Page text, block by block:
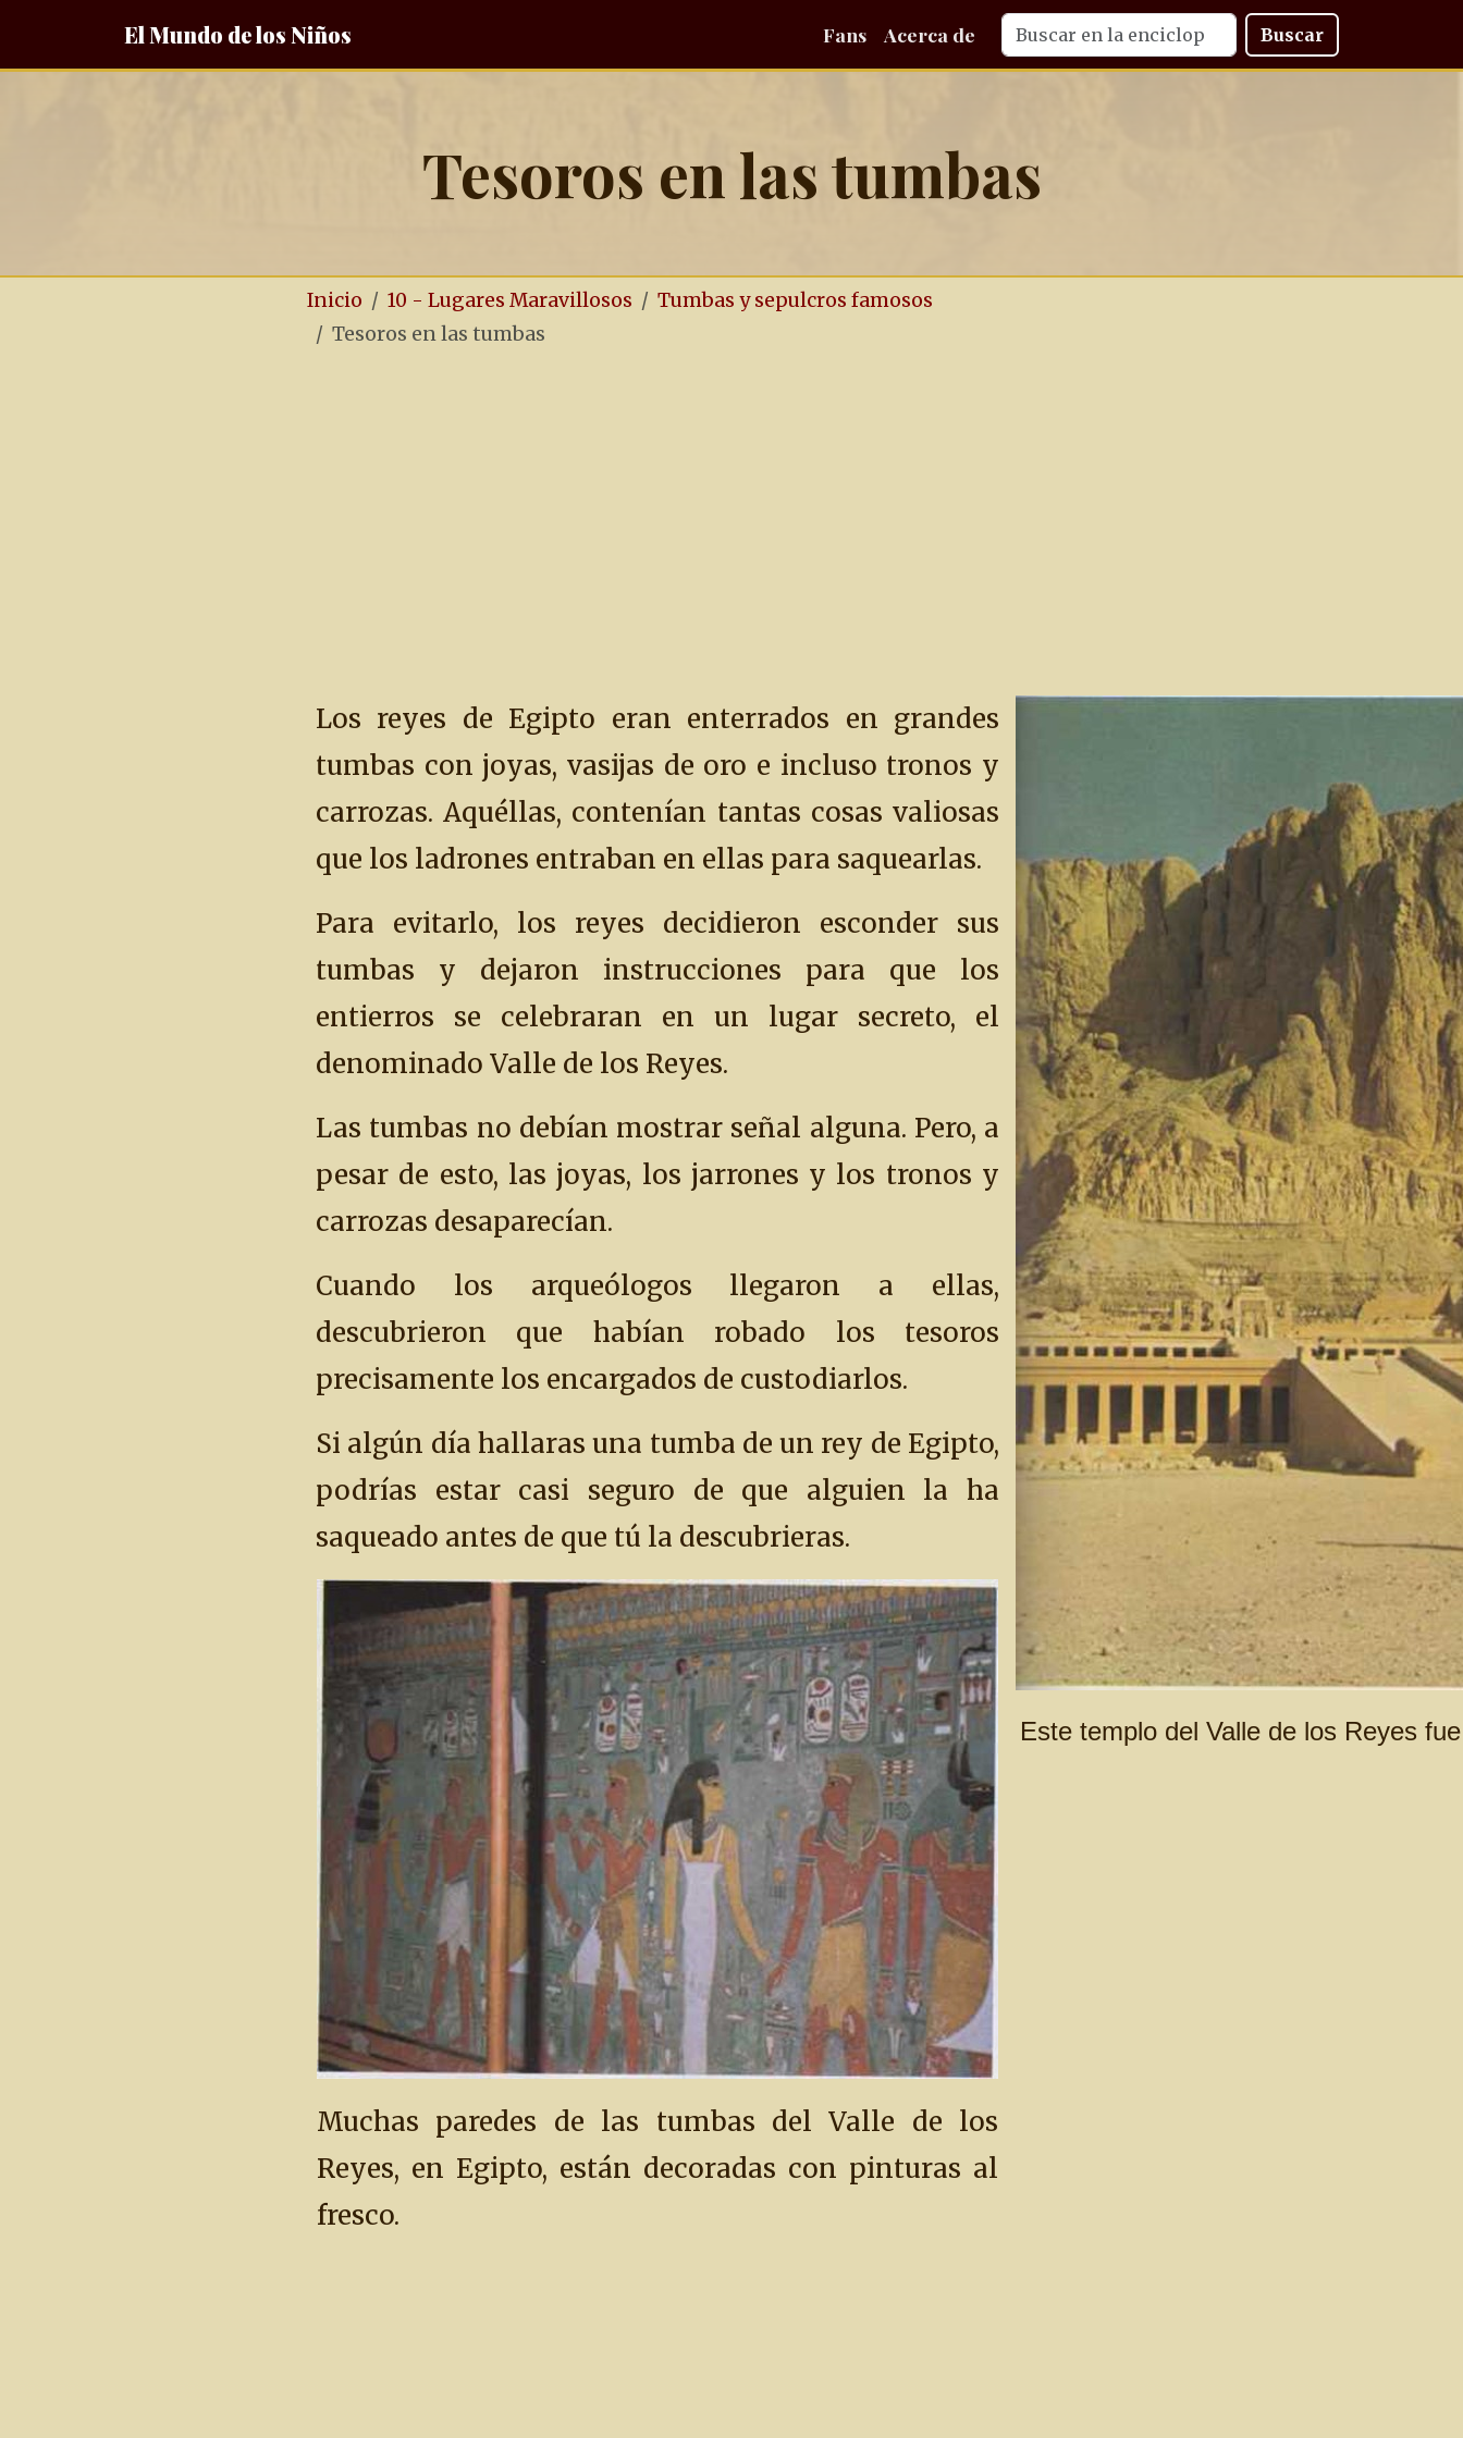
El Mundo de los Niños Fans Acerca de Buscar
Tesoros en las tumbas
Inicio 10 - Lugares Maravillosos
Tumbas y sepulcros famosos
Tesoros en las tumbas
Los reyes de Egipto eran enterrados en grandes
tumbas con joyas, vasijas de oro e incluso tronos y
carrozas. Aquéllas, contenían tantas cosas valiosas
que los ladrones entraban en ellas para saquearlas.
Para evitarlo, los reyes decidieron esconder sus
tumbas y dejaron instrucciones para que los
entierros se celebraran en un lugar secreto, el
denominado Valle de los Reyes.
Las tumbas no debían mostrar señal alguna. Pero, a
pesar de esto, las joyas, los jarrones y los tronos y
carrozas desaparecían.
Cuando los arqueólogos llegaron a ellas,
descubrieron que habían robado los tesoros
precisamente los encargados de custodiarlos.
Si algún día hallaras una tumba de un rey de Egipto,
podrías estar casi seguro de que alguien la ha
saqueado antes de que tú la descubrieras.
Muchas paredes de las tumbas del Valle de los
Reyes, en Egipto, están decoradas con pinturas al
fresco.
Este templo del Valle de los Reyes